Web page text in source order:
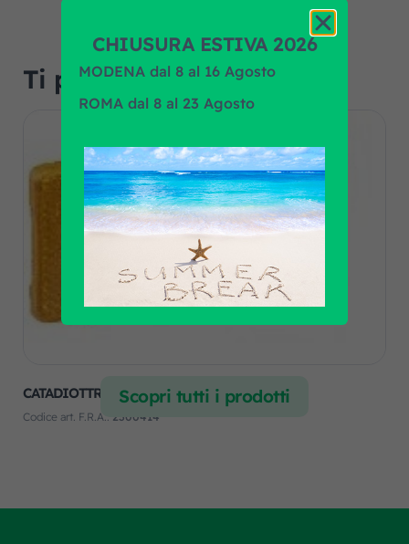
Ti potrebbe interessare…
CATADIOTTRO ADESIVO GIALLO 94X44MM
Codice art. F.R.A.: 2300414
Scopri tutti i prodotti
CHIUSURA ESTIVA 2026
MODENA dal 8 al 16 Agosto
ROMA dal 8 al 23 Agosto